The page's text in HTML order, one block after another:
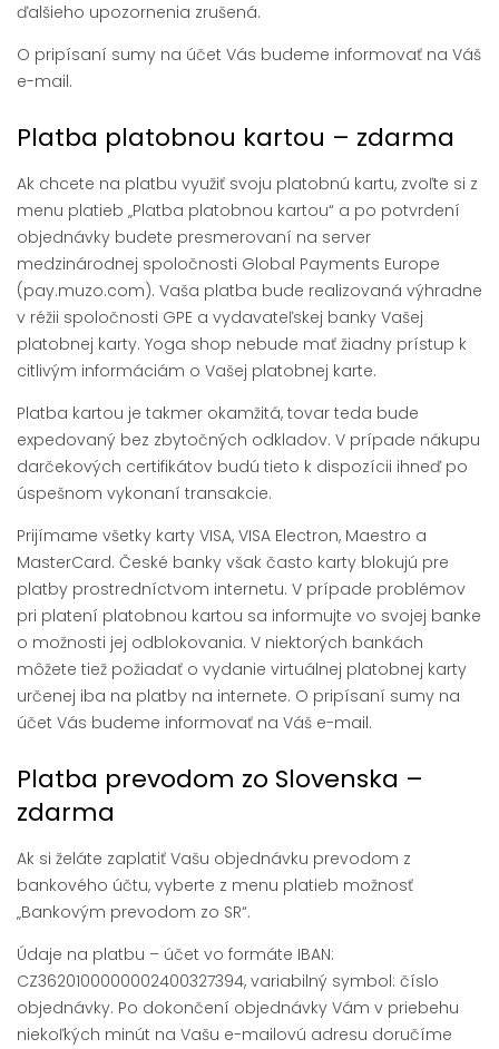
ďalšieho upozornenia zrušená.
O pripísaní sumy na účet Vás budeme informovať na Váš
e-mail.
Platba platobnou kartou – zdarma
Ak chcete na platbu využiť svoju platobnú kartu, zvoľte si z
menu platieb „Platba platobnou kartou“ a po potvrdení
objednávky budete presmerovaní na server
medzinárodnej spoločnosti Global Payments Europe
(pay.muzo.com). Vaša platba bude realizovaná výhradne
v réžii spoločnosti GPE a vydavateľskej banky Vašej
platobnej karty. Yoga shop nebude mať žiadny prístup k
citlivým informáciám o Vašej platobnej karte.
Platba kartou je takmer okamžitá, tovar teda bude
expedovaný bez zbytočných odkladov. V prípade nákupu
darčekových certifikátov budú tieto k dispozícii ihneď po
úspešnom vykonaní transakcie.
Prijímame všetky karty VISA, VISA Electron, Maestro a
MasterCard. České banky však často karty blokujú pre
platby prostredníctvom internetu. V prípade problémov
pri platení platobnou kartou sa informujte vo svojej banke
o možnosti jej odblokovania. V niektorých bankách
môžete tiež požiadať o vydanie virtuálnej platobnej karty
určenej iba na platby na internete. O pripísaní sumy na
účet Vás budeme informovať na Váš e-mail.
Platba prevodom zo Slovenska –
zdarma
Ak si želáte zaplatiť Vašu objednávku prevodom z
bankového účtu, vyberte z menu platieb možnosť
„Bankovým prevodom zo SR“.
Údaje na platbu – účet vo formáte IBAN:
CZ3620100000002400327394, variabilný symbol: číslo
objednávky. Po dokončení objednávky Vám v priebehu
niekoľkých minút na Vašu e-mailovú adresu doručíme